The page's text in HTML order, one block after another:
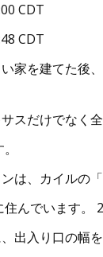
CDT
CDT
家を建てた後
スだけでなく
は、カイルの
んでいます。
出入り口の幅